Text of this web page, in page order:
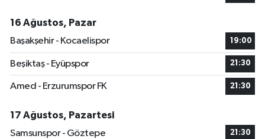
16 Ağustos, Pazar
Başakşehir - Kocaelispor
19:00
Beşiktaş - Eyüpspor 21:30
Amed - Erzurumspor FK 21:30
17 Ağustos, Pazartesi
Samsunspor - Göztepe
21:30